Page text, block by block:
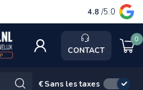
4.8 /5.0
CONTACT
0
€Sans les taxes